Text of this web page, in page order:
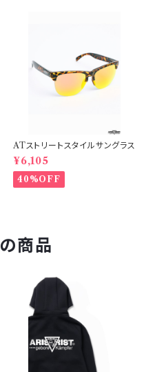
ATストリートスタイルサングラス
¥6,105
40%OFF
商品